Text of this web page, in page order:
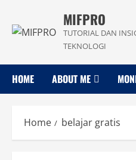
content
MIFPRO
TUTORIAL DAN
TEKNOLOGI
HOME ABOUT ME
Home belajar gratis